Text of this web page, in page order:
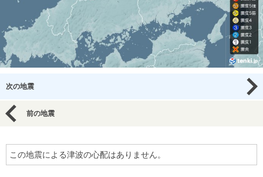
次の地震
前の地震
この地震による津波の心配はありません。